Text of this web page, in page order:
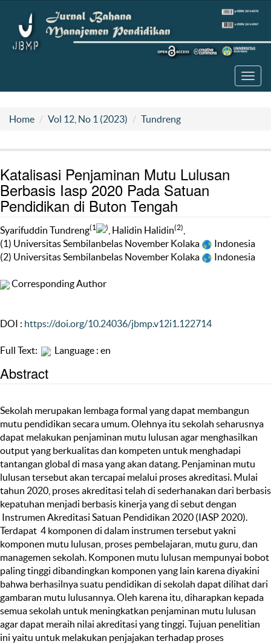
Home Vol 12, No 1 (2023) Tundreng
Katalisasi Penjaminan Mutu Lulusan
Berbasis Iasp 2020 Pada Satuan
Pendidikan di Buton Tengah
Syarifuddin Tundreng(1 ) , Halidin Halidin(2)
(1) Universitas Sembilanbelas November Kolaka
Indonesia
(2) Universitas Sembilanbelas November Kolaka
Indonesia
Corresponding Author
DOI : https://doi.org/10.24036/jbmp.v12i1.122714
Full Text: Language : en
Abstract
Sekolah merupakan lembaga formal yang dapat membangun
mutu pendidikan secara umum. Olehnya itu sekolah seharusnya
dapat melakukan penjaminan mutu lulusan agar menghasilkan
output yang berkualitas dan kompeten untuk menghadapi
tantangan global di masa yang akan datang. Penjaminan mutu
lulusan tersebut akan tercapai melalui proses akreditasi. Mulai
tahun 2020, proses akreditasi telah di sederhanakan dari berbasis
kepatuhan menjadi berbasis kinerja yang di sebut dengan
Instrumen Akreditasi Satuan Pendidikan 2020 (IASP 2020).
Terdapat 4 komponen di dalam instrumen tersebut yakni
komponen mutu lulusan, proses pembelajaran, mutu guru, dan
managemen sekolah. Komponen mutu lulusan mempunyai bobot
paling tinggi dibandingkan komponen yang lain karena diyakini
bahwa berhasilnya suatu pendidikan di sekolah dapat dilihat dari
gambaran mutu lulusannya. Oleh karena itu, diharapkan kepada
semua sekolah untuk meningkatkan penjaminan mutu lulusan
agar dapat meraih nilai akreditasi yang tinggi. Tujuan penelitian
ini yaitu untuk melakukan penjajakan terhadap proses